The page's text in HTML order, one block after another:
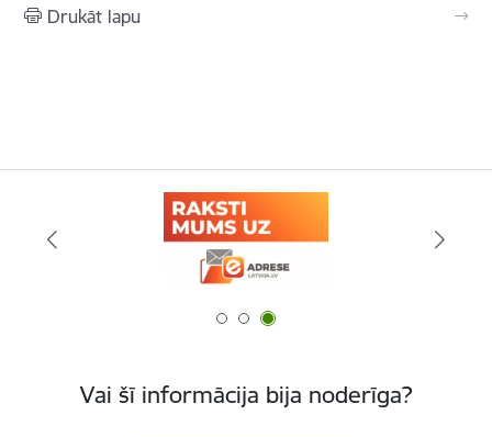
Drukāt lapu
Vai šī informācija bija noderīga?